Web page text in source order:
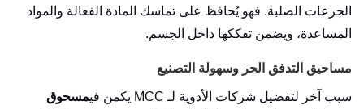
الجرعات الصلبة. فهو يُحافظ على تماسك المادة الفعالة والمواد
المساعدة، ويضمن تفككها داخل الجسم.
مساحيق التدفق الحر وسهولة التصنيع
سبب آخر لتفضيل شركات الأدوية لـ MCC يكمن في
مسحوق